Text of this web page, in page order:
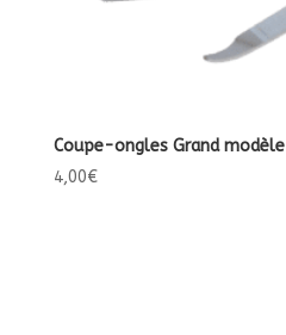
Coupe-ongles Grand modèle
4,00€